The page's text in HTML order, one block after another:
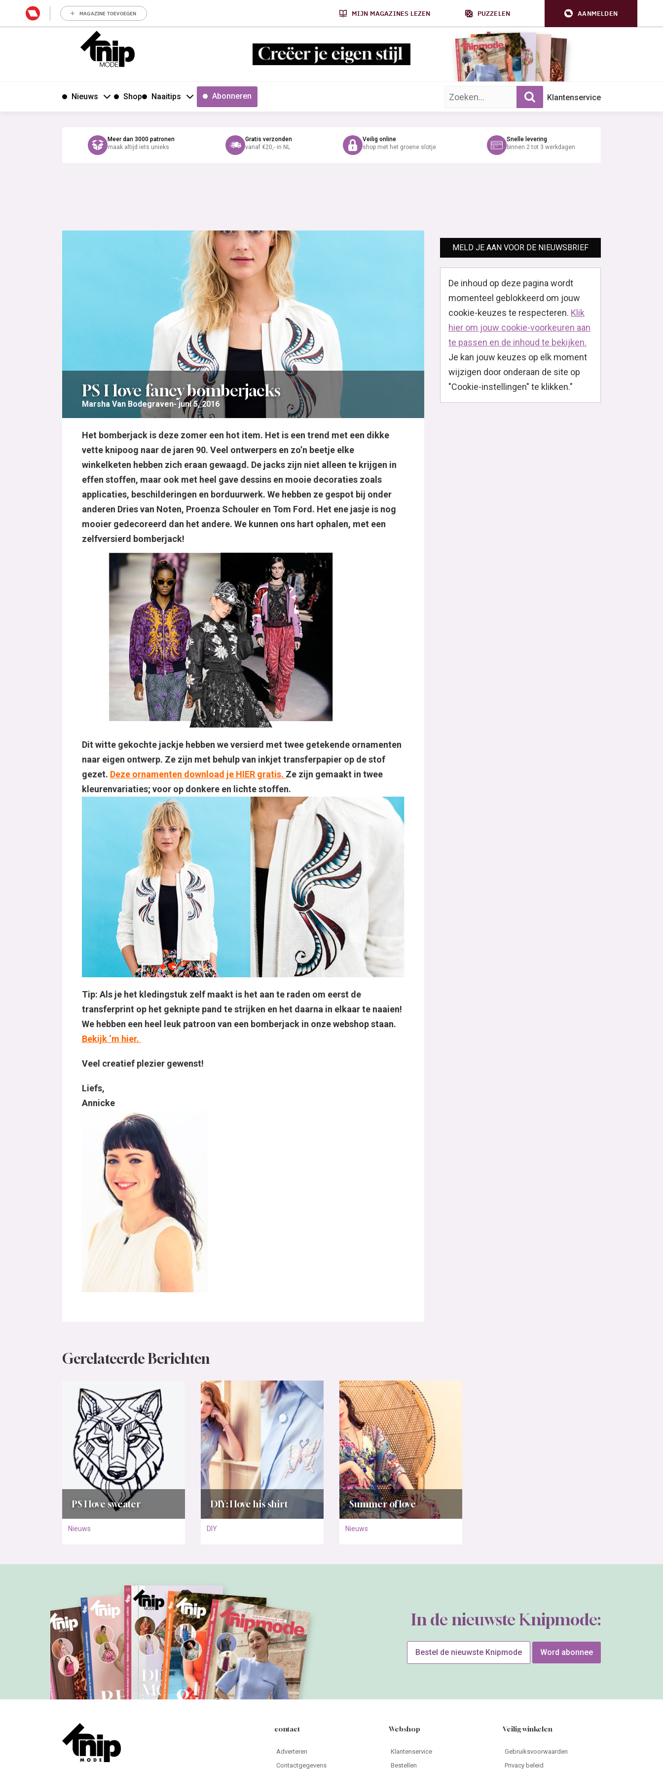
MAGAZINE TOEVOEGEN MIJN MAGAZINES LEZEN PUZZELEN AANMELDEN
Nieuws Shop Naaitips Abonneren Zoek op trefwoord: Klantenservice
Meer dan 3000 patronen
maak altijd iets unieks
Gratis verzonden
vanaf €20,- in NL
Veilig online
shop met het groene slotje
Snelle levering
binnen 2 tot 3 werkdagen
PS I love fancy bomberjacks
Marsha Van Bodegraven juni 5, 2016
Het bomberjack is deze zomer een hot item. Het is een trend met een dikke
vette knipoog naar de jaren 90. Veel ontwerpers en zo’n beetje elke
winkelketen hebben zich eraan gewaagd. De jacks zijn niet alleen te krijgen in
effen stoffen, maar ook met heel gave dessins en mooie decoraties zoals
applicaties, beschilderingen en borduurwerk. We hebben ze gespot bij onder
anderen Dries van Noten, Proenza Schouler en Tom Ford. Het ene jasje is nog
mooier gedecoreerd dan het andere. We kunnen ons hart ophalen, met een
zelfversierd bomberjack!
Dit witte gekochte jackje hebben we versierd met twee getekende ornamenten
naar eigen ontwerp. Ze zijn met behulp van inkjet transferpapier op de stof
gezet. Deze ornamenten download je HIER gratis. Ze zijn gemaakt in twee
kleurenvariaties; voor op donkere en lichte stoffen.
Tip: Als je het kledingstuk zelf maakt is het aan te raden om eerst de
transferprint op het geknipte pand te strijken en het daarna in elkaar te naaien!
We hebben een heel leuk patroon van een bomberjack in onze webshop staan.
Bekijk ‘m hier.
Veel creatief plezier gewenst!
Liefs,
Annicke
MELD JE AAN VOOR DE NIEUWSBRIEF
De inhoud op deze pagina wordt
momenteel geblokkeerd om jouw
cookie-keuzes te respecteren. Klik
hier om jouw cookie-voorkeuren aan
te passen en de inhoud te bekijken.
Je kan jouw keuzes op elk moment
wijzigen door onderaan de site op
"Cookie-instellingen" te klikken."
Gerelateerde Berichten
PS I love sweater
Nieuws
DIY: I love his shirt
DIY
Summer of love
Nieuws
In de nieuwste Knipmode:
Bestel de nieuwste Knipmode Word abonnee
contact
Adverteren
Contactgegevens
Webshop
Klantenservice
Bestellen
Veilig winkelen
Gebruiksvoorwaarden
Privacy beleid